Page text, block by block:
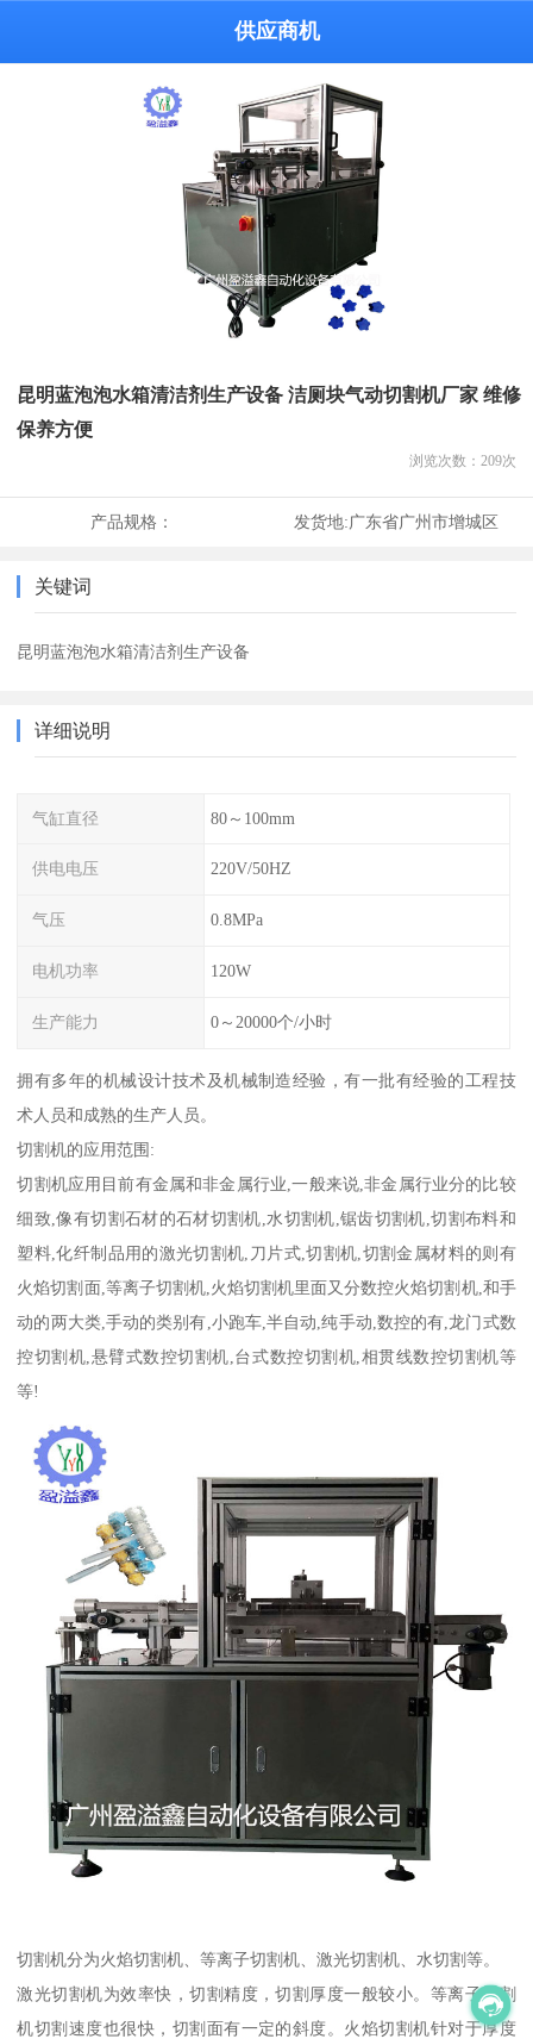
供应商机
昆明蓝泡泡水箱清洁剂生产设备 洁厕块气动切割机厂家 维修
保养方便
浏览次数： 209次
产品规格： 发货地:广东省广州市增城区
关键词
昆明蓝泡泡水箱清洁剂生产设备
详细说明
气缸直径 80～100mm
供电电压 220V/50HZ
气压 0.8MPa
电机功率 120W
生产能力 0～20000个/小时
拥有多年的机械设计技术及机械制造经验，有一批有经验的工程技
术人员和成熟的生产人员。
切割机的应用范围:
切割机应用目前有金属和非金属行业,一般来说,非金属行业分的比较
细致,像有切割石材的石材切割机,水切割机,锯齿切割机,切割布料和
塑料,化纤制品用的激光切割机,刀片式,切割机,切割金属材料的则有
火焰切割面,等离子切割机,火焰切割机里面又分数控火焰切割机,和手
动的两大类,手动的类别有,小跑车,半自动,纯手动,数控的有,龙门式数
控切割机,悬臂式数控切割机,台式数控切割机,相贯线数控切割机等
等!
切割机分为火焰切割机、等离子切割机、激光切割机、水切割等。
激光切割机为效率快，切割精度，切割厚度一般较小。等离子切割
机切割速度也很快，切割面有一定的斜度。火焰切割机针对于厚度